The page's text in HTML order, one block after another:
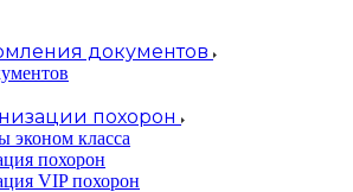
документов
похорон
эконом класса
похорон
VIP похорон